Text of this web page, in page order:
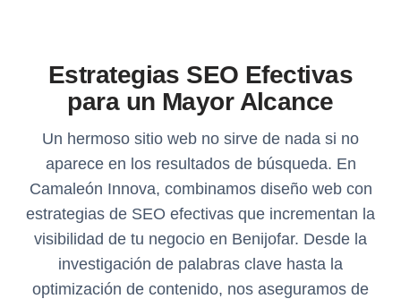
Estrategias SEO Efectivas
para un Mayor Alcance
Un hermoso sitio web no sirve de nada si no
aparece en los resultados de búsqueda. En
Camaleón Innova, combinamos diseño web con
estrategias de SEO efectivas que incrementan la
visibilidad de tu negocio en Benijofar. Desde la
investigación de palabras clave hasta la
optimización de contenido, nos aseguramos de